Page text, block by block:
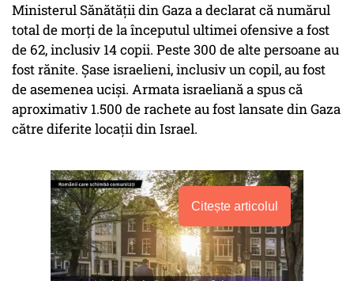
Ministerul Sănătății din Gaza a declarat că numărul
total de morți de la începutul ultimei ofensive a fost
de 62, inclusiv 14 copii. Peste 300 de alte persoane au
fost rănite. Șase israelieni, inclusiv un copil, au fost
de asemenea uciși. Armata israeliană a spus că
aproximativ 1.500 de rachete au fost lansate din Gaza
către diferite locații din Israel.
Citește articolul